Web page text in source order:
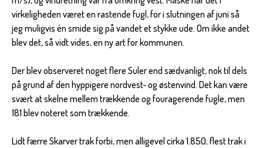
virkeligheden været en rastende fugl, for i slutningen af juni så
jeg muligvis én smide sig på vandet et stykke ude. Om ikke andet
blev det, så vidt vides, en ny art for kommunen.
Der blev observeret noget flere Suler end sædvanligt, nok til dels
på grund af den hyppigere nordvest- og østenvind. Det kan være
svært at skelne mellem trækkende og fouragerende fugle, men
181 blev noteret som trækkende.
Lidt færre Skarver trak forbi, men alligevel cirka 1.850; flest trak i